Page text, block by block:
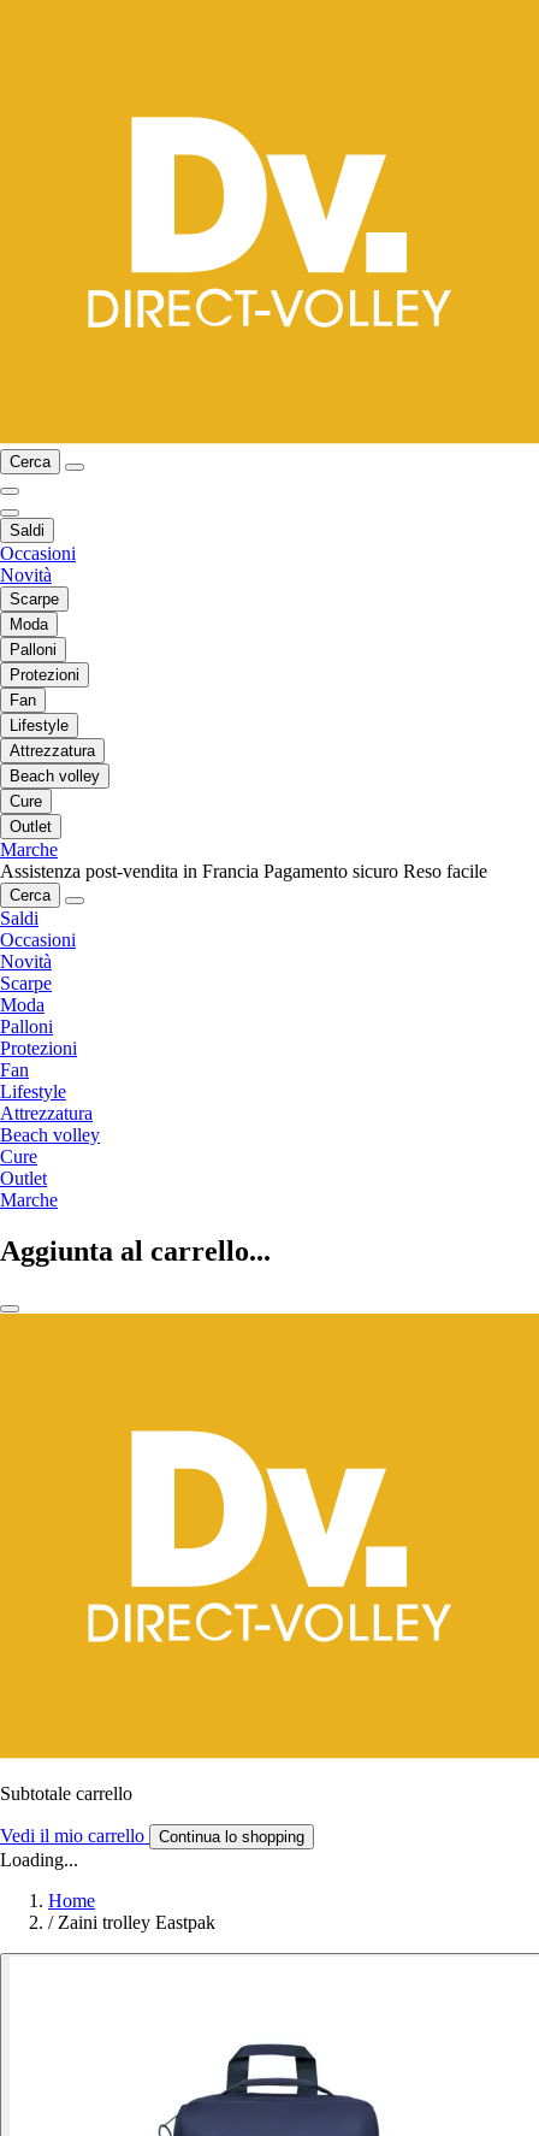
Cerca
Saldi
Occasioni
Novità
Scarpe
Moda
Palloni
Protezioni
Fan
Lifestyle
Attrezzatura
Beach volley
Cure
Outlet
Marche
Assistenza post-vendita in Francia Pagamento sicuro Reso facile
Cerca
Saldi
Occasioni
Novità
Scarpe
Moda
Palloni
Protezioni
Fan
Lifestyle
Attrezzatura
Beach volley
Cure
Outlet
Marche
Aggiunta al carrello...
Subtotale carrello
Vedi il mio carrello Continua lo shopping
Loading...
Home
/ Zaini trolley Eastpak